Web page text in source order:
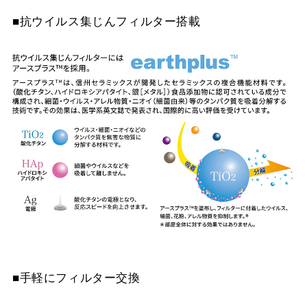
■抗ウイルス集じんフィルター搭載
■手軽にフィルター交換